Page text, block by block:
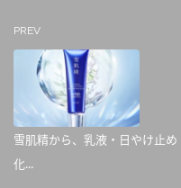
PREV
雪肌精から、乳液・日やけ止め
化...